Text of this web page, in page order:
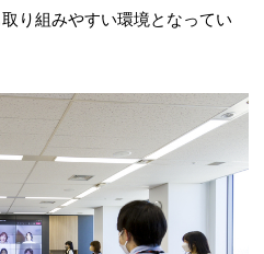
り組みやすい環境となってい